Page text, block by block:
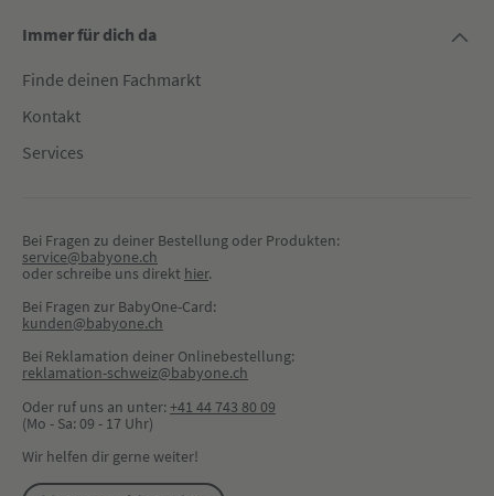
Immer für dich da
Finde deinen Fachmarkt
Kontakt
Services
Bei Fragen zu deiner Bestellung oder Produkten:
service@babyone.ch
oder schreibe uns direkt hier.
Bei Fragen zur BabyOne-Card:
kunden@babyone.ch
Bei Reklamation deiner Onlinebestellung:
reklamation-schweiz@babyone.ch
Oder ruf uns an unter:+41 44 743 80 09
(Mo - Sa: 09 - 17 Uhr)
Wir helfen dir gerne weiter!